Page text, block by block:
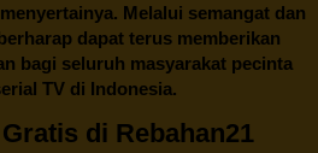
Melalui semangat dan
dapat terus memberikan
bagi seluruh masyarakat pecinta
TV di Indonesia.
di Rebahan21